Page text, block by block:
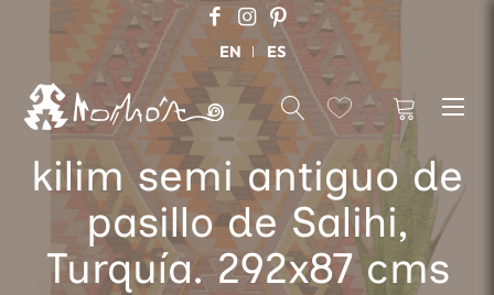
EN ES
kilim semi antiguo de
pasillo de Salihi,
Turquía. 292x87 cms